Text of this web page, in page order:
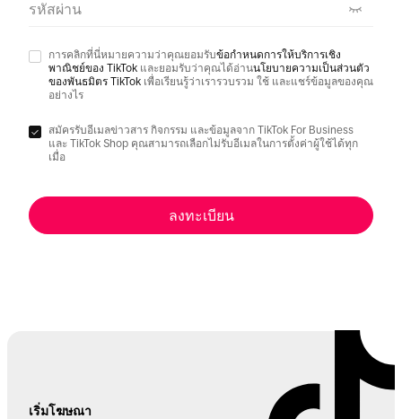
รหัสผ่าน
การคลิกที่นี่หมายความว่าคุณยอมรับข้อกำหนดการให้บริการเชิง
พาณิชย์ของ TikTok และยอมรับว่าคุณได้อ่านนโยบายความเป็นส่วนตัว
ของพันธมิตร TikTok เพื่อเรียนรู้ว่าเรารวบรวม ใช้ และแชร์ข้อมูลของคุณ
อย่างไร
สมัครรับอีเมลข่าวสาร กิจกรรม และข้อมูลจาก TikTok For Business
และ TikTok Shop คุณสามารถเลือกไม่รับอีเมลในการตั้งค่าผู้ใช้ได้ทุก
เมื่อ
ลงทะเบียน
เริ่มโฆษณา